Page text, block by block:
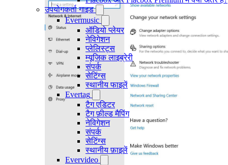
उपयोगकर्ता गाइड
Evermusic
ऑडियो प्लेयर
नेविगेशन
प्लेलिस्ट्स
म्यूजिक लाइब्रेरी
संपर्क
सेटिंग्स
स्थानीय फाइलें
Evertag
टैग एडिटर
टैग फ़ील्ड मैपिंग
नेविगेशन
संपर्क
सेटिंग्स
स्थानीय फ़ाइलें
Evervideo